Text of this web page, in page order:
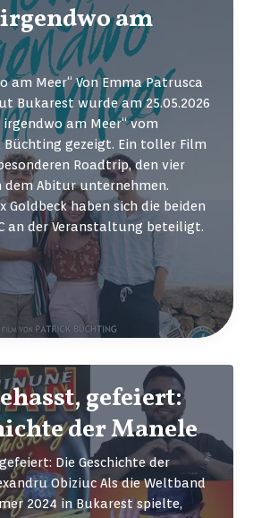
am
am Meer“ Von Emma Patrusca
Bukarest wurde am 25.05.2026
am Meer“ vom
Büchting gezeigt. Ein toller Film
Roadtrip, den vier
dem Abitur unternehmen.
Goldbeck haben sich die beiden
an der Veranstaltung beteiligt.
gefeiert:
der Manele
Die Geschichte der
Obiziuc Als die Weltband
2024 in Bukarest spielte,